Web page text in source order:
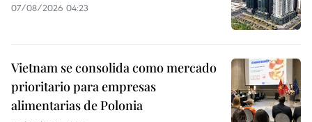
07/08/2026 04:23
Vietnam se consolida como mercado
prioritario para empresas
alimentarias de Polonia